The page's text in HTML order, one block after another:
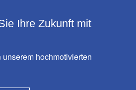
Ihre Zukunft mit
hochmotivierten